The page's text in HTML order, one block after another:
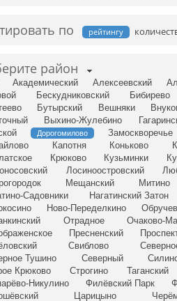
по рейтингу
район
Академический Алексеевский
Бескудниковский Бибирево
Бутырский Вешняки
Выхино-Жулебино
Дорогомилово Замоскворечье
Капотня Коньково
Крюково Кузьминки
Лосиноостровский
Мещанский Митино
Садовники
Нагатинский Затон
Ново-Переделкино
Отрадное Очаково-
Пресненский
Свиблово
Тушино
Северный
Крюково
Строгино Таганский
Никулино
Филёвский Парк
Царицыно